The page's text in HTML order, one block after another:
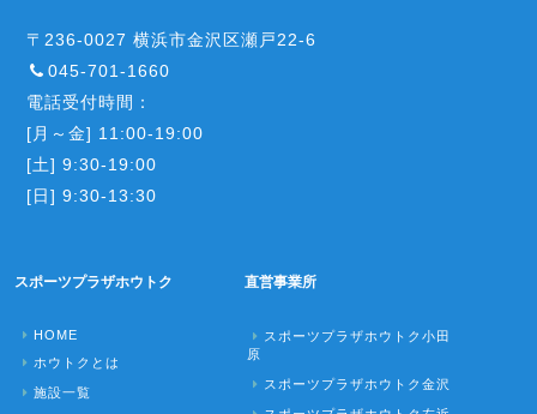
〒236-0027 横浜市金沢区瀬戸22-6
045-701-1660
電話受付時間：
[月～金] 11:00-19:00
[土] 9:30-19:00
[日] 9:30-13:30
スポーツプラザホウトク
HOME
ホウトクとは
施設一覧
直営事業所
スポーツプラザホウトク小田
原
スポーツプラザホウトク金沢